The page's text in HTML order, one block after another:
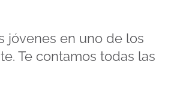
jóvenes en uno de los
Te contamos todas las